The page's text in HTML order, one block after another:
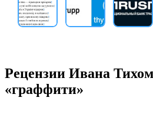
Рецензии Ивана
«граффити»